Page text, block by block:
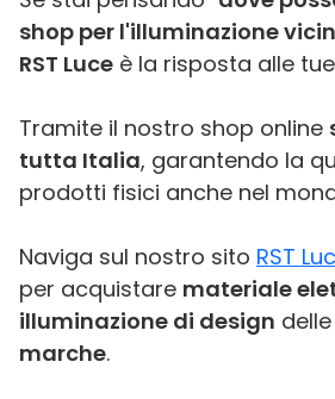
shop per l'illuminazione
RST Luce è la risposta alle
Tramite il nostro shop online
tutta Italia, garantendo la
prodotti fisici anche nel
Naviga sul nostro sito RST
per acquistare materiale
illuminazione di design delle
marche.